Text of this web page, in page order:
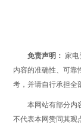
免责声明： 家电
内容的准确性、可靠
考，并请自行承担全
本网站有部分内
不代表本网赞同其观